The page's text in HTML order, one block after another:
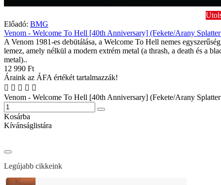
Előadó: BMG
Venom - Welcome To Hell [40th Anniversary] (Fekete/Arany
A Venom 1981-es debütálása, a Welcome To Hell nemes
lemez, amely nélkül a modern extrém metal (a thrash, a death és a
metal)..
12 990 Ft
Áraink az ÁFA értékét tartalmazzák!
Venom - Welcome To Hell [40th Anniversary] (Fekete/Arany
Kosárba
Kívánságlistára
Legújabb cikkeink